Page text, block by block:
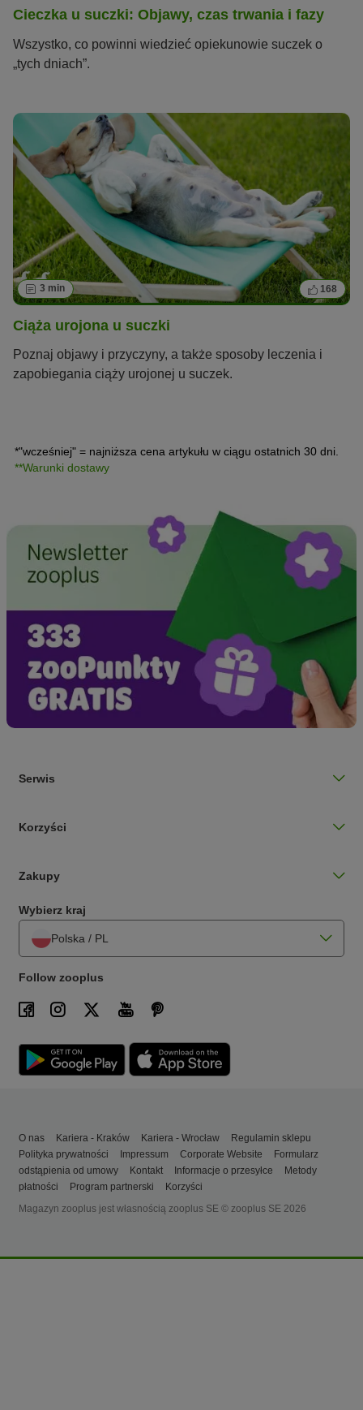
Cieczka u suczki: Objawy, czas trwania i fazy
Wszystko, co powinni wiedzieć opiekunowie suczek o
„tych dniach”.
3 min 168
Ciąża urojona u suczki
Poznaj objawy i przyczyny, a także sposoby leczenia i
zapobiegania ciąży urojonej u suczek.
*"wcześniej" = najniższa cena artykułu w ciągu ostatnich 30 dni.
**Warunki dostawy
Serwis
Korzyści
Zakupy
Wybierz kraj
Polska / PL
Follow zooplus
O nas Kariera - Kraków Kariera - Wrocław
Regulamin sklepu
Polityka prywatności
Impressum Corporate Website
Formularz
odstąpienia od umowy
Kontakt Informacje o przesyłce
Metody
płatności
Program partnerski
Korzyści
Magazyn zooplus jest własnością zooplus SE © zooplus SE 2026